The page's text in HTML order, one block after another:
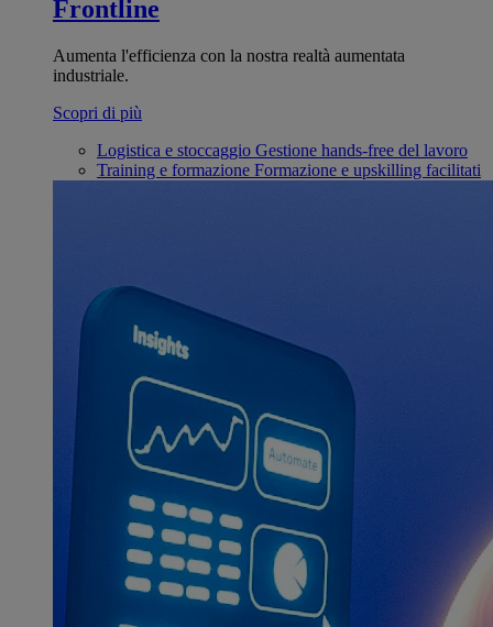
Frontline
Aumenta l'efficienza con la nostra realtà aumentata
industriale.
Scopri di più
Logistica e stoccaggio Gestione hands-free del lavoro
Training e formazione Formazione e upskilling facilitati